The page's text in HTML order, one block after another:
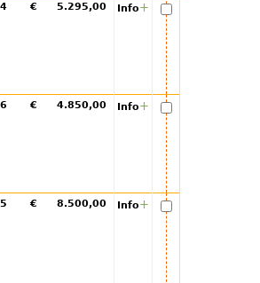
€ 5.295,00 Info+
€ 4.850,00 Info+
€ 8.500,00 Info+